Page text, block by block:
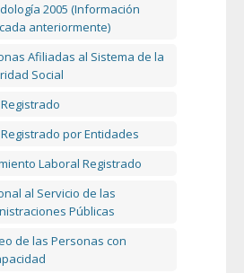
2005 (Información
anteriormente)
Afiliadas al Sistema de la
Social
por Entidades
Laboral Registrado
al Servicio de las
Públicas
de las Personas con